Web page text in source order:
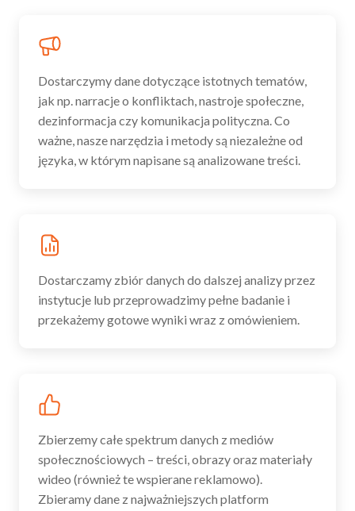
Dostarczymy dane dotyczące istotnych tematów,
jak np. narracje o konfliktach, nastroje społeczne,
dezinformacja czy komunikacja polityczna. Co
ważne, nasze narzędzia i metody są niezależne od
języka, w którym napisane są analizowane treści.
Dostarczamy zbiór danych do dalszej analizy przez
instytucje lub przeprowadzimy pełne badanie i
przekażemy gotowe wyniki wraz z omówieniem.
Zbierzemy całe spektrum danych z mediów
społecznościowych – treści, obrazy oraz materiały
wideo (również te wspierane reklamowo).
Zbieramy dane z najważniejszych platform